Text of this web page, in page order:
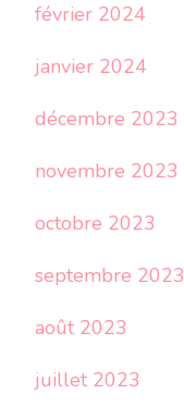
février 2024
janvier 2024
décembre 2023
novembre 2023
octobre 2023
septembre 2023
août 2023
juillet 2023